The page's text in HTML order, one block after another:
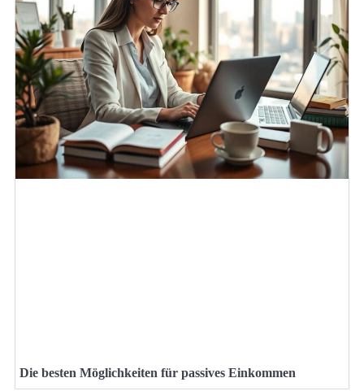
Die besten Möglichkeiten für passives Einkommen